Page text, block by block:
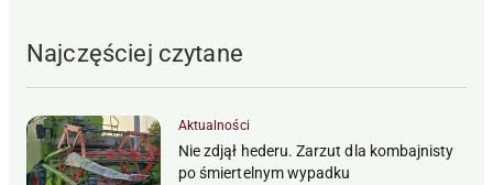
Najczęściej czytane
Aktualności
Nie zdjął hederu. Zarzut dla kombajnisty
po śmiertelnym wypadku